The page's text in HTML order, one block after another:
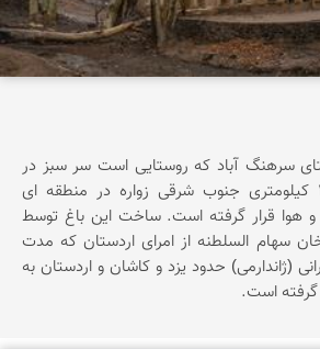
سرهنگ آباد که روستایی است سر سبز در
دل کویر در فاصله ۳۰ کیلومتری جنوب شرقی زواره در منطقه ای
قرار گرفته است. ساخت این باغ توسط
سرهنگ مصطفی قلی خان سهام السلطنه از امرای اردستان که مدت
(ژاندارمی) حدود یزد و کاشان و اردستان به
است.